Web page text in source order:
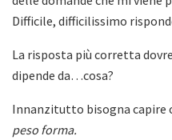
Difficile, difficilissimo
La risposta più corretta
dipende da…cosa?
Innanzitutto bisogna capire
peso forma.